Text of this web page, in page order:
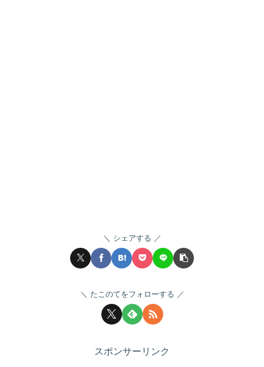
シェアする
たこのてをフォローする
スポンサーリンク